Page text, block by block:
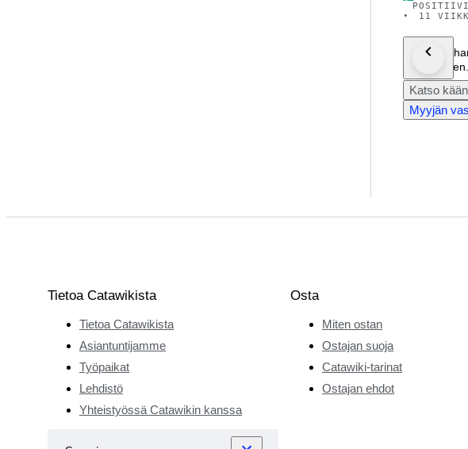
•
11
Prachtige
toegekomen.
Katso
Myyjän
Tietoa Catawikista
Tietoa Catawikista
Asiantuntijamme
Työpaikat
Lehdistö
Yhteistyössä Catawikin kanssa
Osta
Miten ostan
Ostajan suoja
Catawiki-tarinat
Ostajan ehdot